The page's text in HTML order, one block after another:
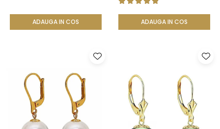
ADAUGA IN COS ADAUGA IN COS